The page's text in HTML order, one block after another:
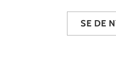
SE DE